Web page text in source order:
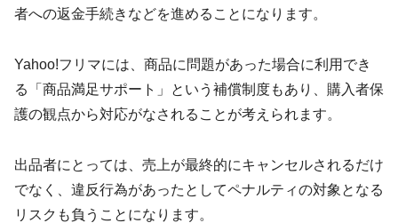
者への返金手続きなどを進めることになります。
Yahoo!フリマには、商品に問題があった場合に利用でき
る「商品満足サポート」という補償制度もあり、購入者保
護の観点から対応がなされることが考えられます。
出品者にとっては、売上が最終的にキャンセルされるだけ
でなく、違反行為があったとしてペナルティの対象となる
リスクも負うことになります。